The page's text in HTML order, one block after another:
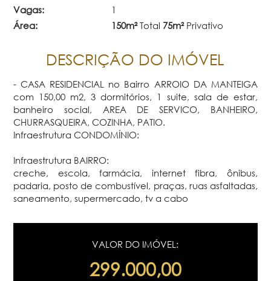
Vagas:
1
Área:
150m²Total 75m²Privativo
DESCRIÇÃO DO IMÓVEL
- CASA RESIDENCIAL no Bairro ARROIO DA MANTEIGA
com 150,00 m2, 3 dormitórios, 1 suite, sala de estar,
banheiro social, AREA DE SERVICO, BANHEIRO,
CHURRASQUEIRA, COZINHA, PATIO.
Infraestrutura CONDOMÍNIO:
Infraestrutura BAIRRO:
creche, escola, farmácia, internet fibra, ônibus,
padaria, posto de combustível, praças, ruas asfaltadas,
saneamento, supermercado, tv a cabo
VALOR DO IMÓVEL:
299.000,00